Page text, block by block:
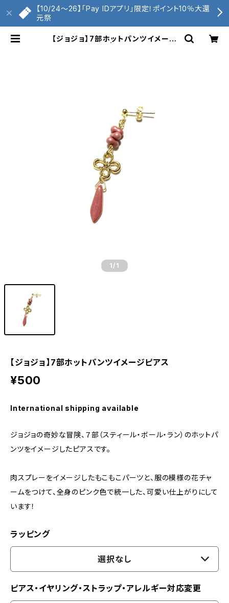
【10/24〜26】「Pay IDアプリ」限定！ポイント10％大還
元祭
【ジョジョ】7部ホットパンツイメージ
1 /1
【ジョジョ】7部ホットパンツイメージピアス
¥500
International shipping available
ジョジョの奇妙な冒険、７部（スティール・ボール・ラン）のホットパ
ンツをイメージしたピアスです。
肉スプレーをイメージしたもこもこパーツと、服の模様の花チャ
ームをつけて、全身のピンク色で統一した、可愛い仕上がりにして
います！
ラッピング
選択なし
ピアス・イヤリング・ストラップ・アレルギー対応変更